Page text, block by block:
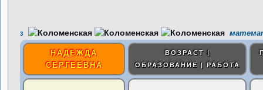
3
НАДЕЖДА
СЕРГЕЕВНА
ВОЗРАСТ |
ОБРАЗОВАНИЕ | РАБОТА